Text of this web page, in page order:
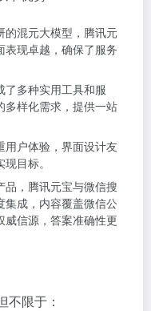
的混元大模型，腾讯元
现卓越，确保了服务
了多种实用工具和服
多样化需求，提供一站
用户体验，界面设计友
目标。
品，腾讯元宝与微信搜
集成，内容覆盖微信公
信源，答案准确性更
不限于：